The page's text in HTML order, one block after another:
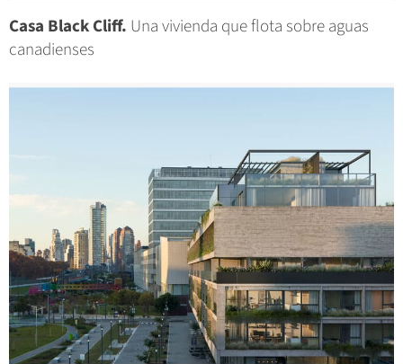
Casa Black Cliff. Una vivienda que flota sobre aguas
canadienses